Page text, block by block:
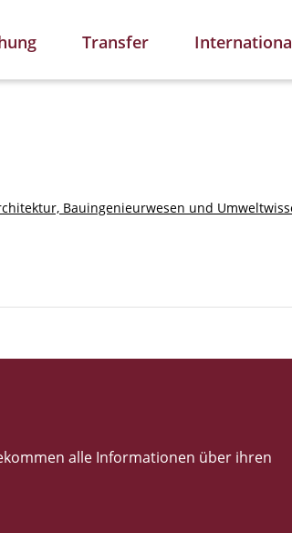
Transfer
Bauingenieurwesen und
alle Informationen über ihren